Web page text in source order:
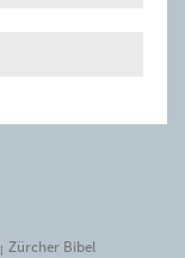
Zürcher Bibel